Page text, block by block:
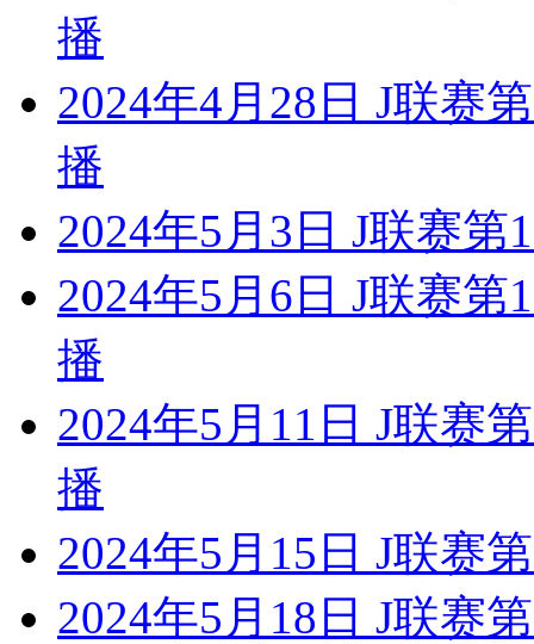
播
2024年4月28日 J联赛
播
2024年5月3日 J联赛
2024年5月6日 J联赛
播
2024年5月11日 J联赛
播
2024年5月15日 J联赛
2024年5月18日 J联赛